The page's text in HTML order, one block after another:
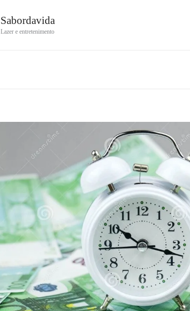
Sabordavida
Lazer e entretenimento